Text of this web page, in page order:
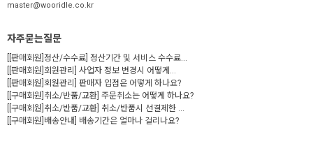
master@wooridle.co.kr
자주묻는질문
[[판매회원]정산/수수료] 정산기간 및 서비스 수수료...
[[판매회원]회원관리] 사업자 정보 변경시 어떻게...
[[판매회원]회원관리] 판매자 입점은 어떻게 하나요?
[[구매회원]취소/반품/교환] 주문취소는 어떻게 하나요?
[[구매회원]취소/반품/교환] 취소/반품시 선결제한 ...
[[구매회원]배송안내] 배송기간은 얼마나 걸리나요?